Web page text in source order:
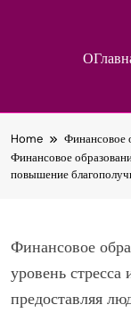
О
to
content
Home
Финансовое
Финансовое
повышение
Финансовое
уровень
предоставляя